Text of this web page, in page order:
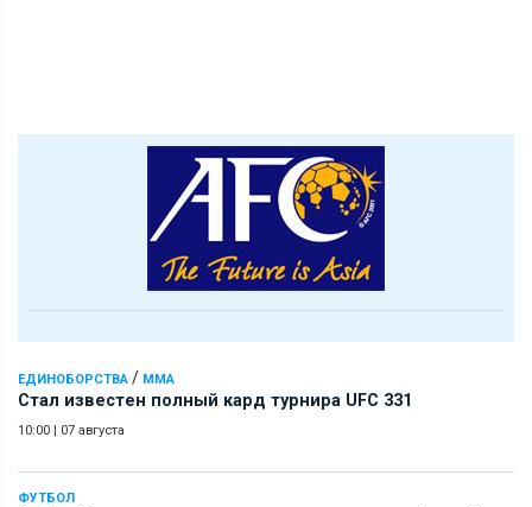
ЕДИНОБОРСТВА / ММА
Стал известен полный кард турнира UFC 331
10:00 | 07 августа
ФУТБОЛ